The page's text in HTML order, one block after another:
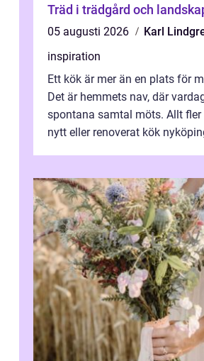
Träd i trädgård och
05 augusti 2026
Karl
inspiration
Ett kök är mer än en plats för
Det är hemmets nav, där
spontana samtal möts. Allt fler
nytt eller renoverat kök